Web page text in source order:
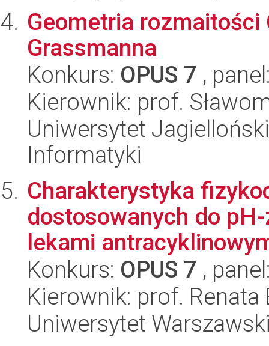
Geometria rozmaitości
Grassmanna
Konkurs: OPUS 7 ,
Kierownik: prof.
Uniwersytet
Informatyki
Charakterystyka
dostosowanych do
lekami
Konkurs: OPUS 7 ,
Kierownik: prof. Renata
Uniwersytet